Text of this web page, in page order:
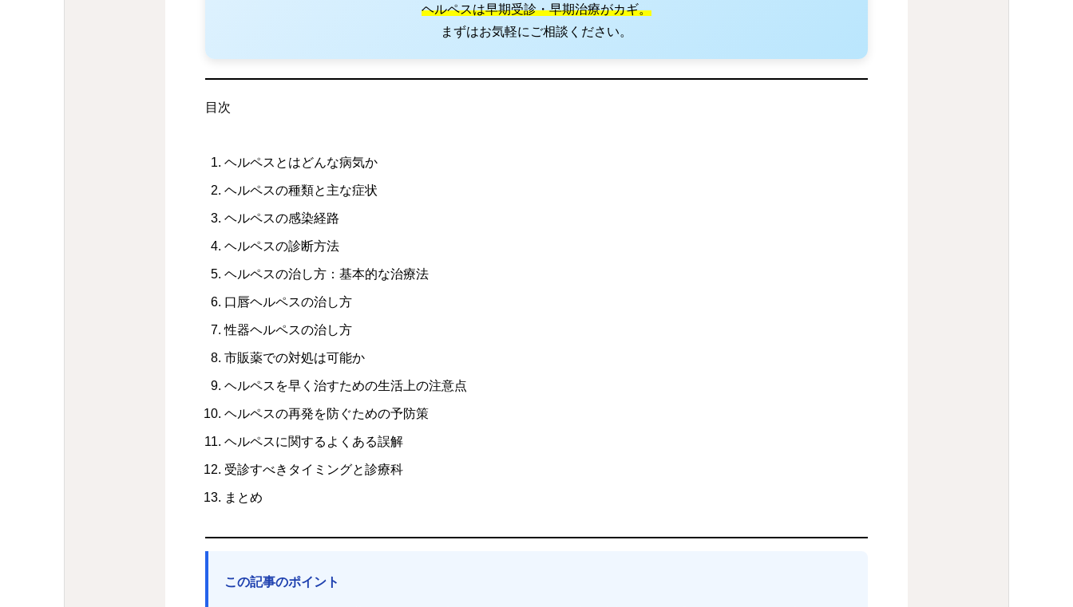
ヘルペスは早期受診・早期治療がカギ。
まずはお気軽にご相談ください。
目次
ヘルペスとはどんな病気か
ヘルペスの種類と主な症状
ヘルペスの感染経路
ヘルペスの診断方法
ヘルペスの治し方：基本的な治療法
口唇ヘルペスの治し方
性器ヘルペスの治し方
市販薬での対処は可能か
ヘルペスを早く治すための生活上の注意点
ヘルペスの再発を防ぐための予防策
ヘルペスに関するよくある誤解
受診すべきタイミングと診療科
まとめ
この記事のポイント